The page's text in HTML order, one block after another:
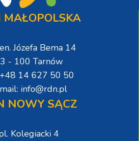
MAŁOPOLSKA
Józefa Bema 14
- 100 Tarnów
14 627 50 50
info@rdn.pl
NOWY SĄCZ
Kolegiacki 4